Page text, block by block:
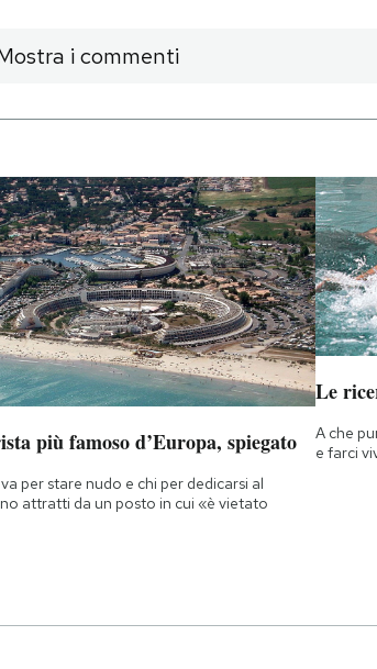
i commenti
più famoso d’Europa, spiegato
per stare nudo e chi per dedicarsi al
attratti da un posto in cui «è vietato
Le
A che
e farci